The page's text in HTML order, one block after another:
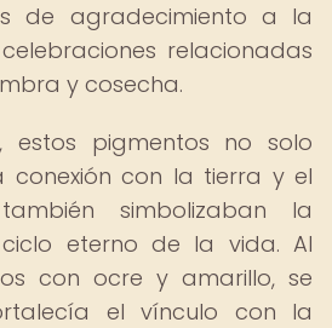
de agradecimiento a la
relacionadas
y cosecha.
estos pigmentos no solo
conexión con la tierra y el
simbolizaban la
eterno de la vida. Al
con ocre y amarillo, se
el vínculo con la